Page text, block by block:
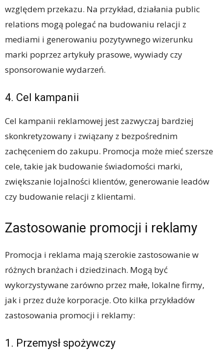
względem przekazu. Na przykład, działania public
relations mogą polegać na budowaniu relacji z
mediami i generowaniu pozytywnego wizerunku
marki poprzez artykuły prasowe, wywiady czy
sponsorowanie wydarzeń.
4. Cel kampanii
Cel kampanii reklamowej jest zazwyczaj bardziej
skonkretyzowany i związany z bezpośrednim
zachęceniem do zakupu. Promocja może mieć szersze
cele, takie jak budowanie świadomości marki,
zwiększanie lojalności klientów, generowanie leadów
czy budowanie relacji z klientami.
Zastosowanie promocji i reklamy
Promocja i reklama mają szerokie zastosowanie w
różnych branżach i dziedzinach. Mogą być
wykorzystywane zarówno przez małe, lokalne firmy,
jak i przez duże korporacje. Oto kilka przykładów
zastosowania promocji i reklamy:
1. Przemysł spożywczy